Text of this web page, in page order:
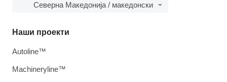
Северна Македонија / македонски
Наши проекти
Autoline™
Machineryline™